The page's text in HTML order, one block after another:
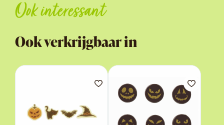
Ook interessant
Ook verkrijgbaar in